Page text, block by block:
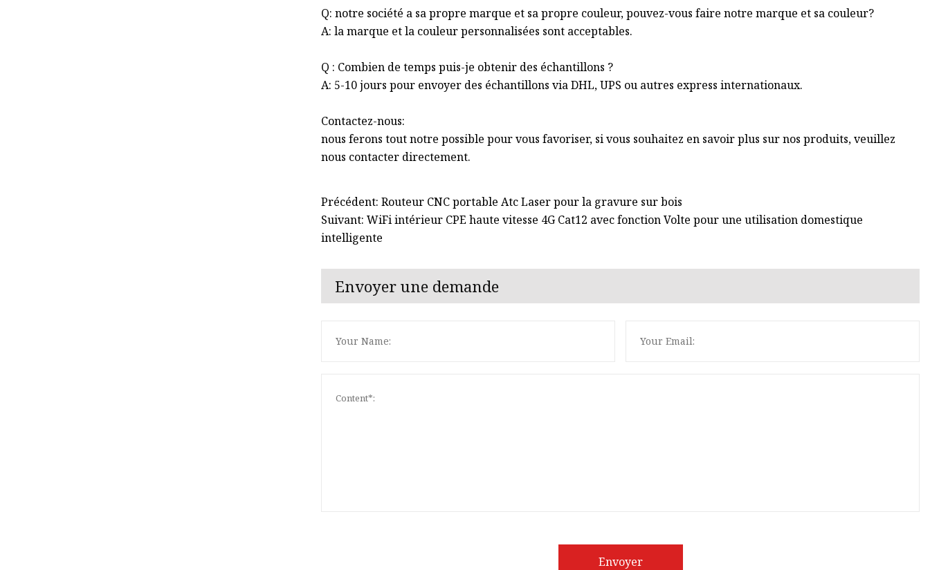
Q: notre société a sa propre marque et sa propre couleur, pouvez-vous faire notre marque et sa couleur?
A: la marque et la couleur personnalisées sont acceptables.
Q : Combien de temps puis-je obtenir des échantillons ?
A: 5-10 jours pour envoyer des échantillons via DHL, UPS ou autres express internationaux.
Contactez-nous:
nous ferons tout notre possible pour vous favoriser, si vous souhaitez en savoir plus sur nos produits, veuillez
nous contacter directement.
Précédent: Routeur CNC portable Atc Laser pour la gravure sur bois
Suivant: WiFi intérieur CPE haute vitesse 4G Cat12 avec fonction Volte pour une utilisation domestique
intelligente
Envoyer une demande
Envoyer